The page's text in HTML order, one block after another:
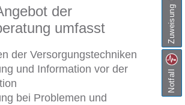
Zuweisung
Notfall
der
umfasst
der Versorgungstechniken
und Information vor der
bei Problemen und